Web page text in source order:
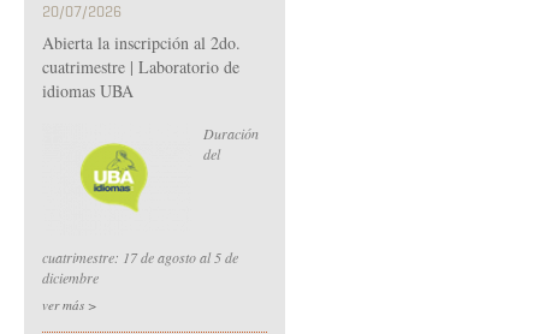
20/07/2026
Abierta la inscripción al 2do.
cuatrimestre | Laboratorio de
idiomas UBA
Duración
del
cuatrimestre: 17 de agosto al 5 de
diciembre
ver más >